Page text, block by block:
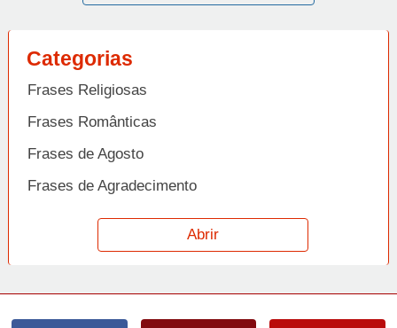
Categorias
Frases Religiosas
Frases Românticas
Frases de Agosto
Frases de Agradecimento
Frases de Amizade
Frases de Amor
Abrir